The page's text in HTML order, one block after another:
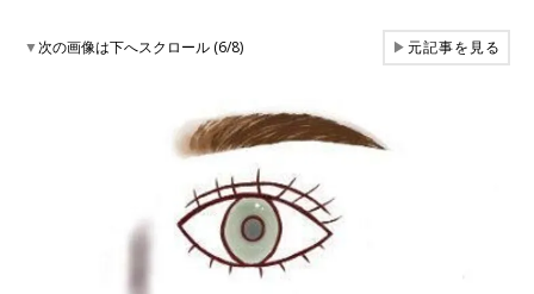
▼次の画像は下へスクロール (6/8) ▶元記事を見る